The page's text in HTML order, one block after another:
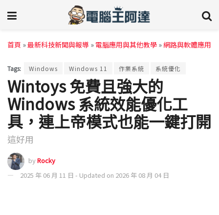
首頁 »最新科技新聞與報導 » 電腦應用與其他教學 »網路與軟體應用
Tags: Windows Windows 11 作業系統 系統優化
Wintoys 免費且強大的
Windows 系統效能優化工
具，連上帝模式也能一鍵打開
這好用
byRocky
2025 年 06 月 11 日 - Updated on 2026 年 08 月 04 日